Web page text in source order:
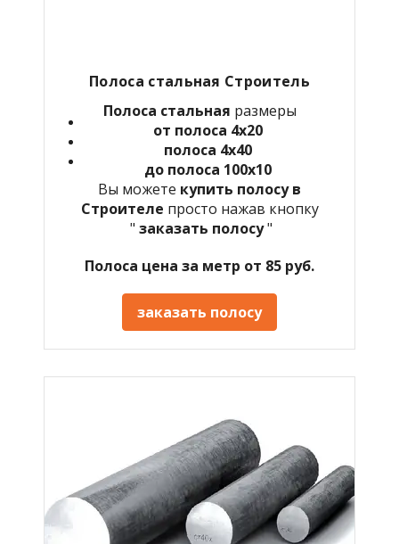
Полоса стальная Строитель
Полоса стальная размеры
от полоса 4х20
полоса 4х40
до полоса 100х10
Вы можете купить полосу в
Строителе просто нажав кнопку
" заказать полосу"
Полоса цена за метр от 85 руб.
заказать полосу